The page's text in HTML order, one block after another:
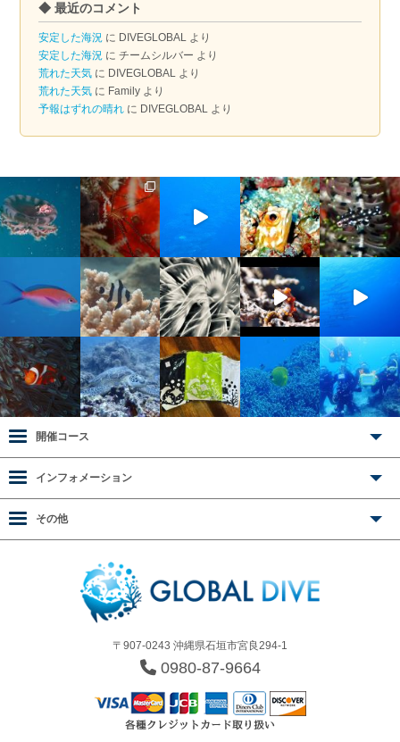
カ
イ
ブ
◆ 最近のコメント
安定した海況 に DIVEGLOBAL より
安定した海況 にチームシルバー より
荒れた天気 に DIVEGLOBAL より
荒れた天気 に Family より
予報はずれの晴れ に DIVEGLOBAL より
〒907-0243 沖縄県石垣市宮良294-1
0980-87-9664
開催コース
インフォメーション
その他